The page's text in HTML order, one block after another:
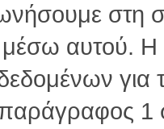
στη
αυτού. Η
για
1